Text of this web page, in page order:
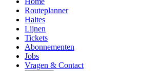
Routeplanner
Haltes
Lijnen
Tickets
Abonnementen
Jobs
Vragen & Contact